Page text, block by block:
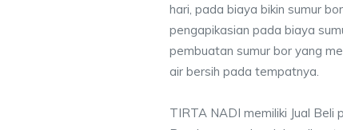
hari, pada biaya bikin sumur
pengapikasian pada biaya
pembuatan sumur bor yang
air bersih pada tempatnya.
TIRTA NADI memiliki Jual Beli